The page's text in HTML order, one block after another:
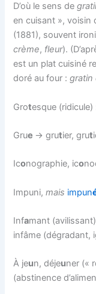
D’où le sens de
en cuisant », voisin
(1881), souvent
crème, fleur).
est un plat cuisiné
doré au four :gratin
Grotesque
Grue → grutier, grut
Iconographie, ico
Impuni,mais impun
Infamant
infâme (dégradant,
À jeun, déjeuner («
(abstinence